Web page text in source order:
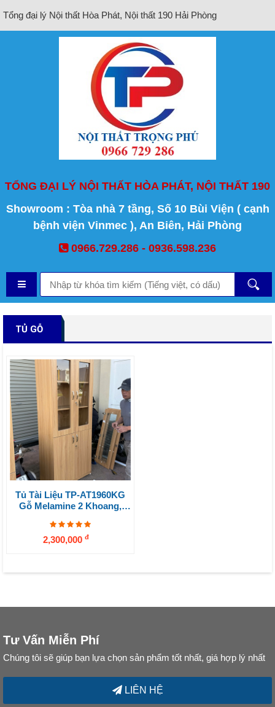
Tổng đại lý Nội thất Hòa Phát, Nội thất 190 Hải Phòng
TỔNG ĐẠI LÝ NỘI THẤT HÒA PHÁT, NỘI THẤT 190
Showroom : Tòa nhà 7 tầng, Số 10 Bùi Viện ( cạnh
bệnh viện Vinmec ), An Biên, Hải Phòng
0966.729.286 - 0936.598.236
TỦ GỖ
Tủ Tài Liệu TP-AT1960KG
Gỗ Melamine 2 Khoang,
800x400x1960mm
2,300,000 đ
Tư Vấn Miễn Phí
Chúng tôi sẽ giúp bạn lựa chọn sản phẩm tốt nhất, giá hợp lý nhất
LIÊN HỆ